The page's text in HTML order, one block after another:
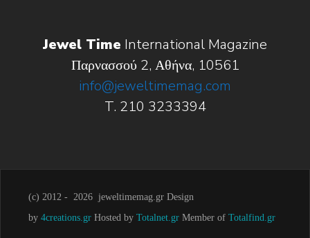
Jewel Time International Magazine
Παρνασσού 2, Αθήνα, 10561
info@jeweltimemag.com
T. 210 3233394
(c) 2012 - 2026 jeweltimemag.gr Design
by 4creations.gr Hosted by Totalnet.gr Member of Totalfind.gr